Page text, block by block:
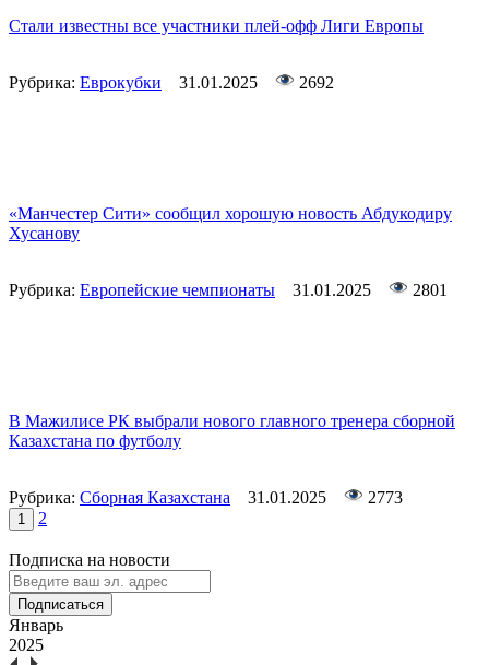
Стали известны все участники плей-офф Лиги Европы
Рубрика: Еврокубки 31.01.2025 2692
«Манчестер Сити» сообщил хорошую новость Абдукодиру
Хусанову
Рубрика: Европейские чемпионаты 31.01.2025 2801
В Мажилисе РК выбрали нового главного тренера сборной
Казахстана по футболу
Рубрика: Сборная Казахстана 31.01.2025 2773
1 2
Подписка на новости
Подписаться
Январь
2025